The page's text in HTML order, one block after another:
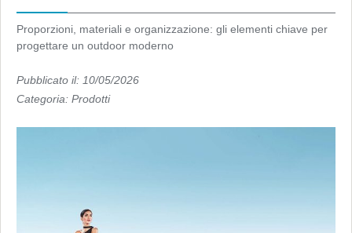
Proporzioni, materiali e organizzazione: gli elementi chiave per
progettare un outdoor moderno
Pubblicato il: 10/05/2026
Categoria: Prodotti